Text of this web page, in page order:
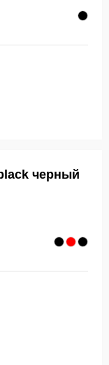
черный